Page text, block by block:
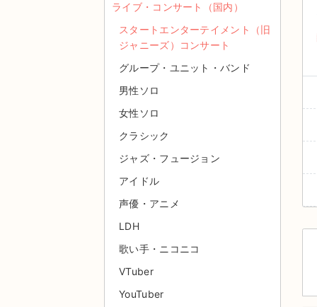
ライブ・コンサート（国内）
スタートエンターテイメント（旧
ジャニーズ）コンサート
グループ・ユニット・バンド
男性ソロ
女性ソロ
クラシック
ジャズ・フュージョン
アイドル
声優・アニメ
LDH
歌い手・ニコニコ
VTuber
YouTuber